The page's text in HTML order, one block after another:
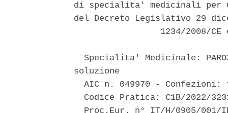
di specialita' medicinali per
del Decreto Legislativo 29
1234/2008/
Specialita' Medicinale:
soluzione
AIC n. 049970 - Confezioni:
Codice Pratica: C1B/2022/
Proc.Eur. n° IT/H/0905/001/